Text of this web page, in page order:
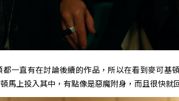
一直有在討論後續的作品，所以在看到麥可基
馬上投入其中，有點像是惡魔附身，而且很快就